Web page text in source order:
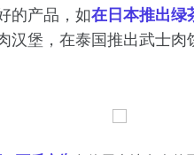
的产品，如在日本推出绿
堡，在泰国推出武士肉